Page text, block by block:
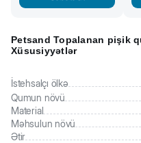
Petsand Topalanan pişik
Xüsusiyyətlər
İstehsalçı ölkə
Qumun növü
Material
Məhsulun növü
Ətir